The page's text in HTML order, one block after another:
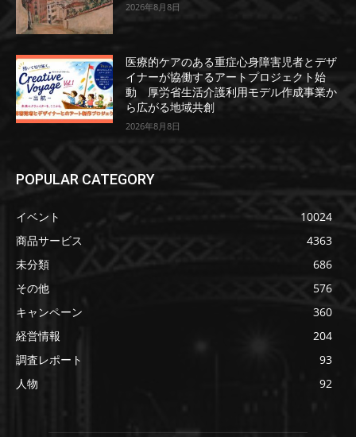
2026年8月8日
医療的ケアのある重症心身障害児者とデザ
イナーが協働するアートプロジェクト始
動 厚労省生活介護利用モデル作成事業か
ら広がる地域共創
2026年8月8日
POPULAR CATEGORY
イベント
10024
商品サービス
4363
未分類
686
その他
576
キャンペーン
360
経営情報
204
調査レポート
93
人物
92